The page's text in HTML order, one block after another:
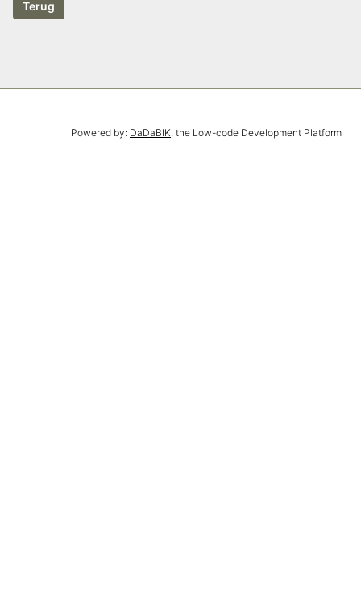
Powered by: DaDaBIK, the Low-code Development Platform